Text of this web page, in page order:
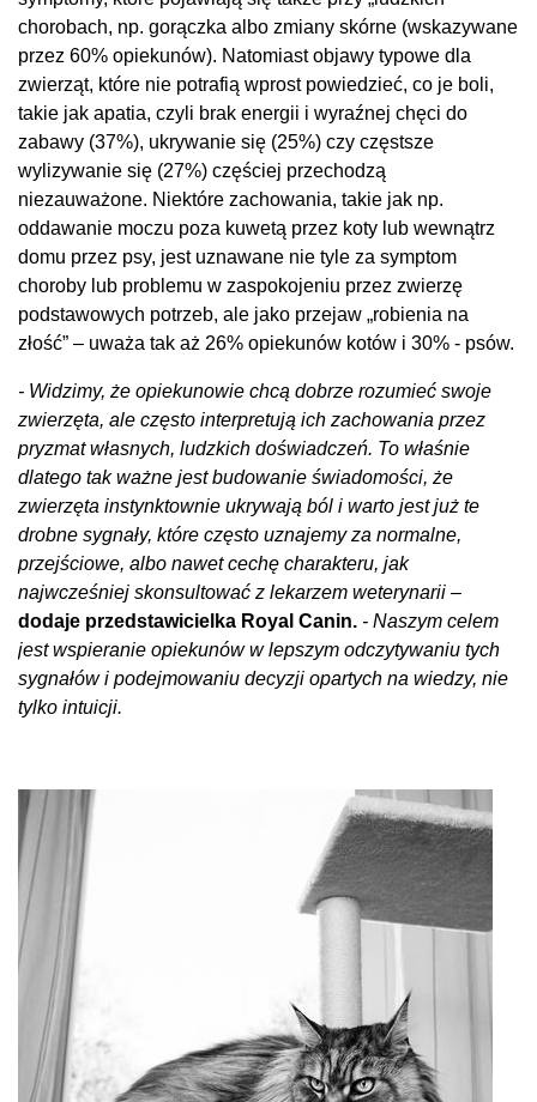
chorobach, np. gorączka albo zmiany skórne (wskazywane
przez 60% opiekunów). Natomiast objawy typowe dla
zwierząt, które nie potrafią wprost powiedzieć, co je boli,
takie jak apatia, czyli brak energii i wyraźnej chęci do
zabawy (37%), ukrywanie się (25%) czy częstsze
wylizywanie się (27%) częściej przechodzą
niezauważone. Niektóre zachowania, takie jak np.
oddawanie moczu poza kuwetą przez koty lub wewnątrz
domu przez psy, jest uznawane nie tyle za symptom
choroby lub problemu w zaspokojeniu przez zwierzę
podstawowych potrzeb, ale jako przejaw „robienia na
złość” – uważa tak aż 26% opiekunów kotów i 30% - psów.
- Widzimy, że opiekunowie chcą dobrze rozumieć swoje
zwierzęta, ale często interpretują ich zachowania przez
pryzmat własnych, ludzkich doświadczeń. To właśnie
dlatego tak ważne jest budowanie świadomości, że
zwierzęta instynktownie ukrywają ból i warto jest już te
drobne sygnały, które często uznajemy za normalne,
przejściowe, albo nawet cechę charakteru, jak
najwcześniej skonsultować z lekarzem weterynarii –
dodaje przedstawicielka Royal Canin. - Naszym celem
jest wspieranie opiekunów w lepszym odczytywaniu tych
sygnałów i podejmowaniu decyzji opartych na wiedzy, nie
tylko intuicji.